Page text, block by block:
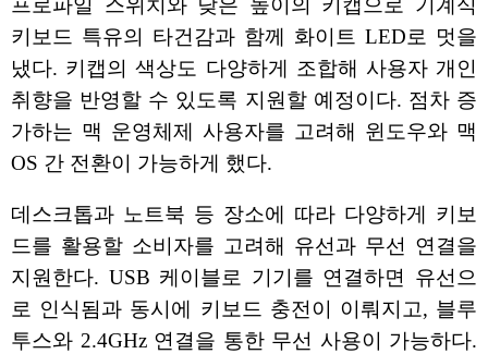
프로파일 스위치와 낮은 높이의 키캡으로 기계식
키보드 특유의 타건감과 함께 화이트 LED로 멋을
냈다. 키캡의 색상도 다양하게 조합해 사용자 개인
취향을 반영할 수 있도록 지원할 예정이다. 점차 증
가하는 맥 운영체제 사용자를 고려해 윈도우와 맥
OS 간 전환이 가능하게 했다.
데스크톱과 노트북 등 장소에 따라 다양하게 키보
드를 활용할 소비자를 고려해 유선과 무선 연결을
지원한다. USB 케이블로 기기를 연결하면 유선으
로 인식됨과 동시에 키보드 충전이 이뤄지고, 블루
투스와 2.4GHz 연결을 통한 무선 사용이 가능하다.